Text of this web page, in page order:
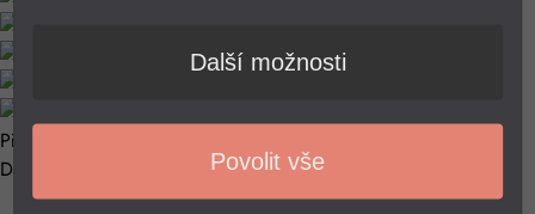
Předchozí
Další
Další možnosti
Povolit vše